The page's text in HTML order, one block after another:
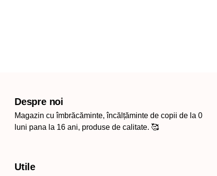
Despre noi
Magazin cu îmbrăcăminte, încălțăminte de copii de la 0
luni pana la 16 ani, produse de calitate. 🥰
Utile